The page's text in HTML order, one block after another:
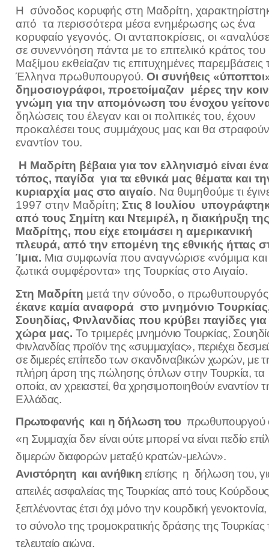
Η σύνοδος κορυφής στη Μαδρίτη,
από τα περισσότερα μέσα ενημέρωσης ως ένα
κορυφαίο γεγονός. Οι ανταποκρίσεις, οι
σε συνεννόηση πάντα με το επιτελικό κράτος του
Μαξίμου εκθείαζαν τις επιτυχημένες παρεμβάσεις
Έλληνα πρωθυπουργού. Οι συνήθεις
δημοσιογράφοι, προετοίμαζαν μέρες την
γνώμη για την απομόνωση του ένοχου
δηλώσεις του έλεγαν και οι πολιτικές του, έχουν
προκαλέσει τους συμμάχους μας και θα στραφούν
εναντίον του.
Η Μαδρίτη βέβαια για τον ελληνισμό είναι
τόπος, παγίδα για τα εθνικά μας θέματα και
κυριαρχία μας στο αιγαίο. Να θυμηθούμε τι
1997 στην Μαδρίτη; Στις 8 Ιουλίου
από τους Σημίτη και Ντεμιρέλ, η διακήρυξη της
Μαδρίτης, που είχε ετοιμάσει η αμερικανική
πλευρά, από την επομένη της εθνικής ήττας
Ίμια. Μια συμφωνία που αναγνώρισε «νόμιμα και
ζωτικά συμφέροντα» της Τουρκίας στο Αιγαίο.
Στη Μαδρίτη μετά την σύνοδο, ο
έκανε καμία αναφορά στο μνημόνιο
Σουηδίας, Φινλανδίας που κρύβει παγίδες για
χώρα μας. Το τριμερές μνημόνιο Τουρκίας,
Φινλανδίας προϊόν της «συμμαχίας», περιέχει
σε διμερές επίπεδο των σκανδιναβικών χωρών, με
πλήρη άρση της πώλησης όπλων στην Τουρκία, τα
οποία, αν χρειαστεί, θα χρησιμοποιηθούν εναντίον
Ελλάδας.
Πρωτοφανής και η δήλωση τουπρωθυπουργού
«η Συμμαχία δεν είναι ούτε μπορεί να είναι πεδίο
διμερών διαφορών μεταξύ κρατών-μελών».
Ανιστόρητη και ανήθικη επίσης η δήλωση του,
απειλές ασφαλείας της Τουρκίας από τους
ξεπλένοντας έτσι όχι μόνο την κουρδική
το σύνολο της τρομοκρατικής δράσης της Τουρκίας
τελευταίο αιώνα.